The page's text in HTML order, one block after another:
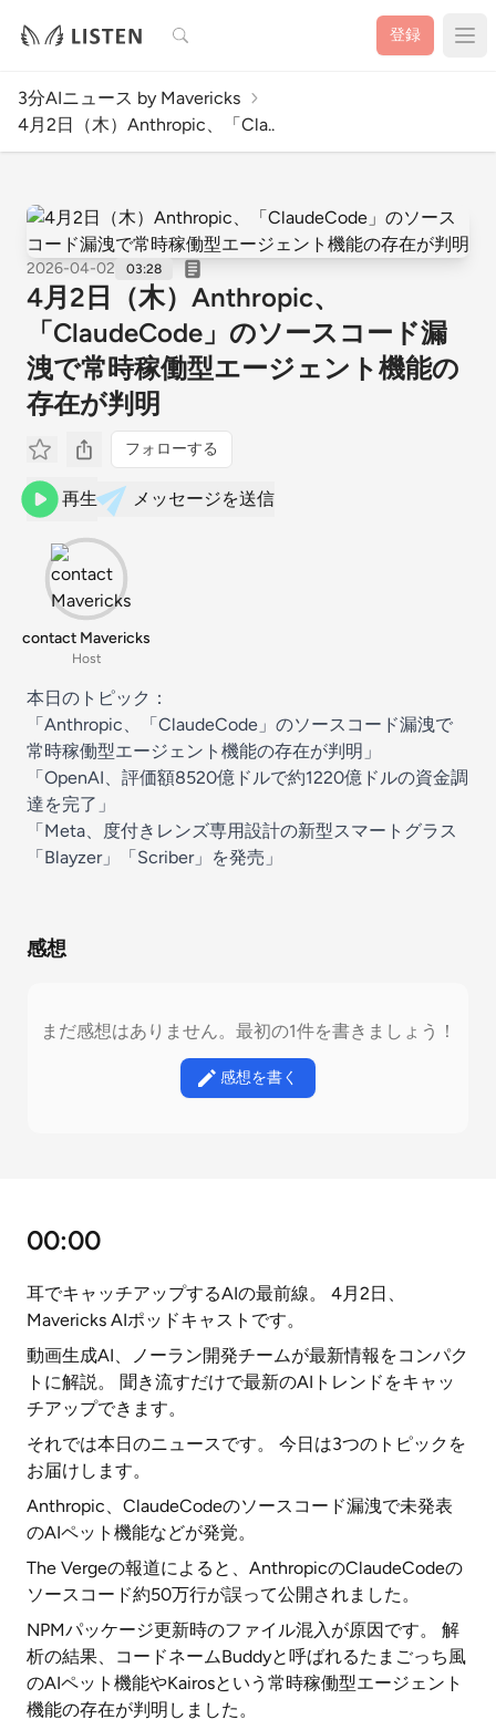
検索 登録
3分AIニュース by Mavericks
4月2日（木）Anthropic、「Cla..
2026-04-02 03:28
4月2日（木）Anthropic、
「ClaudeCode」のソースコード漏
洩で常時稼働型エージェント機能の
存在が判明
フォローする
再生 メッセージを送信
contact Mavericks
Host
本日のトピック：
「Anthropic、「ClaudeCode」のソースコード漏洩で
常時稼働型エージェント機能の存在が判明」
「OpenAI、評価額8520億ドルで約1220億ドルの資金調
達を完了」
「Meta、度付きレンズ専用設計の新型スマートグラス
「Blayzer」「Scriber」を発売」
感想
まだ感想はありません。最初の1件を書きましょう！
感想を書く
00:00
耳でキャッチアップするAIの最前線。 4月2日、
Mavericks AIポッドキャストです。
動画生成AI、ノーラン開発チームが最新情報をコンパク
トに解説。 聞き流すだけで最新のAIトレンドをキャッ
チアップできます。
それでは本日のニュースです。 今日は3つのトピックを
お届けします。
Anthropic、ClaudeCodeのソースコード漏洩で未発表
のAIペット機能などが発覚。
The Vergeの報道によると、AnthropicのClaudeCodeの
ソースコード約50万行が誤って公開されました。
NPMパッケージ更新時のファイル混入が原因です。 解
析の結果、コードネームBuddyと呼ばれるたまごっち風
のAIペット機能やKairosという常時稼働型エージェント
機能の存在が判明しました。